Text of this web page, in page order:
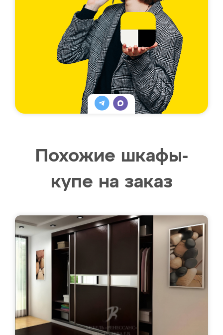
Похожие шкафы-
купе на заказ